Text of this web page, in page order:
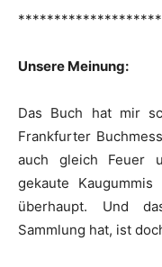
Unsere Meinung:
Das Buch hat mir
Frankfurter
auch gleich Feuer
gekaute
überhaupt. Und
Sammlung hat, ist